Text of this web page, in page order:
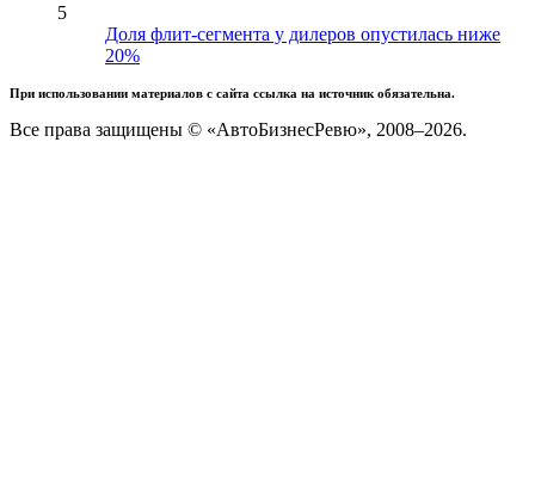
5
Доля флит-сегмента у дилеров опустилась ниже
20%
При использовании материалов с сайта ссылка на источник обязательна.
Все права защищены © «АвтоБизнесРевю», 2008–2026.